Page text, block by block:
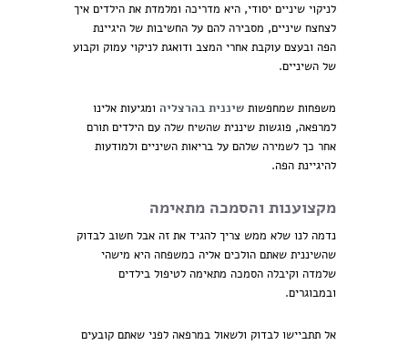
לניקוי שיניים יסודי, היא מדריכה ומלמדת את הילדים איך
לצחצח שיניים, מסבירה להם על החשיבות של היגיינת
הפה ובעצם עוקבת אחרי המצב ודואגת לניקוי עמוק וקבוע
של השיניים.
משפחות שמחפשות שיננית בהרצליה ומגיעות אלינו
למרפאה, פוגשות שיננית שהשיח שלה עם הילדים תורם
אחר כך לשמירה שלהם על בריאות השיניים ולמודעות
להיגיינת הפה.
מקצוענות והסמכה מתאימה
נדמה לנו שלא ממש צריך להגיד את זה אבל חשוב לבדוק
שהשיננית שאתם הולכים אליה כמשפחה היא מישהי
שלמדה וקיבלה הסמכה מתאימה לטיפול בילדים
ובמבוגרים.
אל תתביישו לבדוק ולשאול במרפאה לפני שאתם קובעים